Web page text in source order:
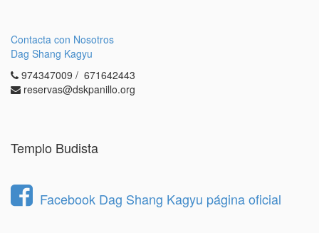
Contacta con Nosotros
Dag Shang Kagyu
974347009 / 671642443
reservas@dskpanillo.org
Templo Budista
Facebook Dag Shang Kagyu página oficial